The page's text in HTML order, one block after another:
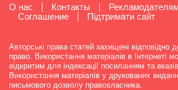
О нас Контакты
Cоглашение
Підтримати сайт
Авторські права статей захищені відповідно
право. Використання матеріалів в Інтернеті
відкритим для індексації посиланням та
Використання матеріалів у друкованих
письмового дозволу правовласника.